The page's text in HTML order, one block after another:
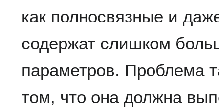
как полносвязные и
содержат слишком
параметров. Проблема
том, что она должна